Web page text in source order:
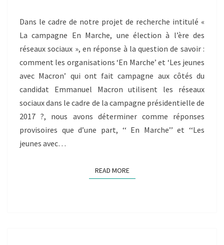
DES
RÉSEAUX
SOCIAUX »
Dans le cadre de notre projet de recherche intitulé «
La campagne En Marche, une élection à l’ère des
réseaux sociaux », en réponse à la question de savoir :
comment les organisations ‘En Marche’ et ‘Les jeunes
avec Macron’ qui ont fait campagne aux côtés du
candidat Emmanuel Macron utilisent les réseaux
sociaux dans le cadre de la campagne présidentielle de
2017 ?, nous avons déterminer comme réponses
provisoires que d’une part, ‘‘ En Marche’’ et ‘‘Les
jeunes avec…
READ MOREREAD MORE